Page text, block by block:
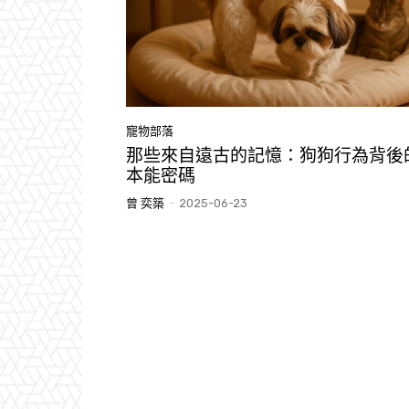
寵物部落
那些來自遠古的記憶：狗狗行為背後
本能密碼
曾 奕築 - 2025-06-23